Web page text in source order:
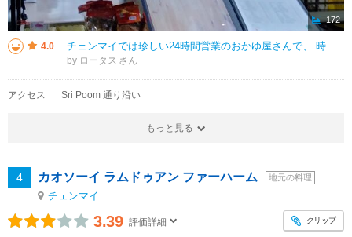
172
4.0 チェンマイでは珍しい24時間営業のおかゆ屋さんで、 時差の関係で最後日まで5時前には目が覚め、 ひもじい身にはありがたいお店でした。 とろとろのおかゆで熱々でした。 ゆで卵は10バーツで追加出来ました。 おかゆ以
by ロータス
アクセス Sri Poom 通り沿い
もっと見る
4 カオソーイ ラムドゥアン ファーハーム 地元の料理
チェンマイ
3.39 評価詳細 クリップ